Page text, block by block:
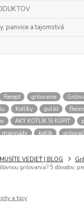
panvice a tajomstvá
Recept grilovanie
Kotlíky guláš
AKÝ KOTLÍK SI KÚPIŤ
marinády kotlík
VEDIEŤ | BLOG
grilovania? 5 dôvodov,
a tipy